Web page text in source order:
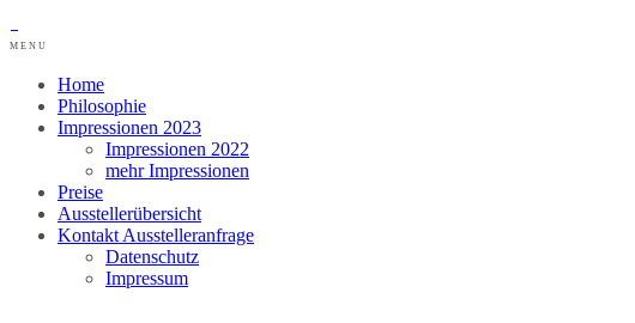
MENU
Home
Philosophie
Impressionen 2023
Impressionen 2022
mehr Impressionen
Preise
Ausstellerübersicht
Kontakt Ausstelleranfrage
Datenschutz
Impressum